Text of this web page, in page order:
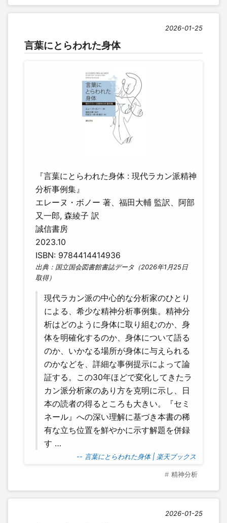
2026-01-25
言葉にとらわれた身体
『言葉にとらわれた身体 : 現代ラカン派精神
分析事例集』
エレーヌ・ボノー 著、福田大輔 監訳、阿部
又一郎, 森綾子 訳
誠信書房
2023.10
ISBN: 9784414414936
出典：国立国会図書館書誌データ（2026年1月25日
取得）
現代ラカン派の中心的な分析家のひとり
による、希少な精神分析事例集。精神分
析はどのように身体に取り組むのか、身
体を明確化するのか、身体について語る
のか、いかなる場所が身体に与えられる
のかなどを、詳細な事例提示によって論
証する。この30年ほどで変化してきたラ
カン派分析家のあり方を克明に示し、日
本の読者の得るところも大きい。『セミ
ネール』への深い理解に基づき本書の稀
有な立ち位置を鮮やかに示す解題を併録
す …
-- 言葉にとらわれた身体 | 楽天ブックス
精神分析
2026-01-25